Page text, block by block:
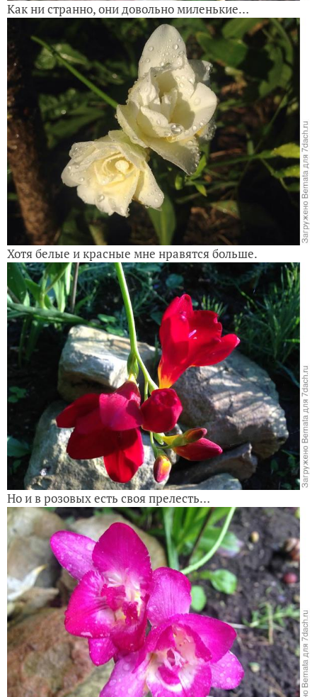
Как ни странно, они довольно миленькие…
Хотя белые и красные мне нравятся больше.
Но и в розовых есть своя прелесть…